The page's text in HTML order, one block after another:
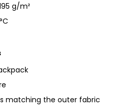
g/m²
matching the outer fabric